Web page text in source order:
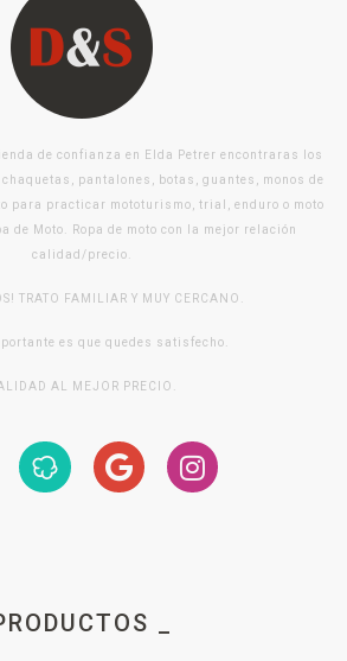
de confianza en Elda Petrer encontraras los
pantalones, botas, guantes, monos de
para practicar mototurismo, trial, enduro o moto
de Moto. Ropa de moto con la mejor relación
calidad/precio.
TRATO FAMILIAR Y MUY CERCANO.
es que quedes satisfecho.
AL MEJOR PRECIO.
_